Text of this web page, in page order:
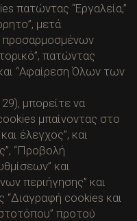
πατώντας “Εργαλεία,”
μετά
προσαρμοσμένων
πατώντας
“Αφαίρεση Όλων των
μπορείτε να
μπαίνοντας στο
έλεγχος”, και
“Προβολή
και
περιήγησης” και
“Διαγραφή cookies και
προτού